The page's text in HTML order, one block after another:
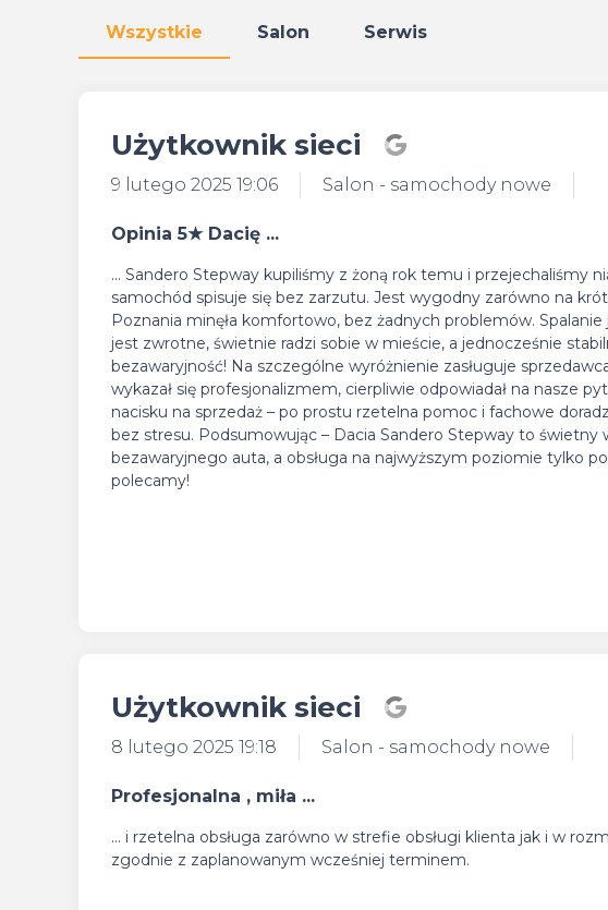
Wszystkie Salon Serwis
Użytkownik sieci
9 lutego 2025 19:06 Salon - samochody nowe
Opinia 5★ Dacię ...
... Sandero Stepway kupiliśmy z żoną rok temu i przejechaliśmy
samochód spisuje się bez zarzutu. Jest wygodny zarówno na
Poznania minęła komfortowo, bez żadnych problemów.
jest zwrotne, świetnie radzi sobie w mieście, a jednocześnie
bezawaryjność! Na szczególne wyróżnienie zasługuje
wykazał się profesjonalizmem, cierpliwie odpowiadał na nasze
nacisku na sprzedaż – po prostu rzetelna pomoc i fachowe
bez stresu. Podsumowując – Dacia Sandero Stepway to
bezawaryjnego auta, a obsługa na najwyższym poziomie tylko
polecamy!
Użytkownik sieci
8 lutego 2025 19:18 Salon - samochody nowe
Profesjonalna , miła ...
... i rzetelna obsługa zarówno w strefie obsługi klienta jak i w
zgodnie z zaplanowanym wcześniej terminem.